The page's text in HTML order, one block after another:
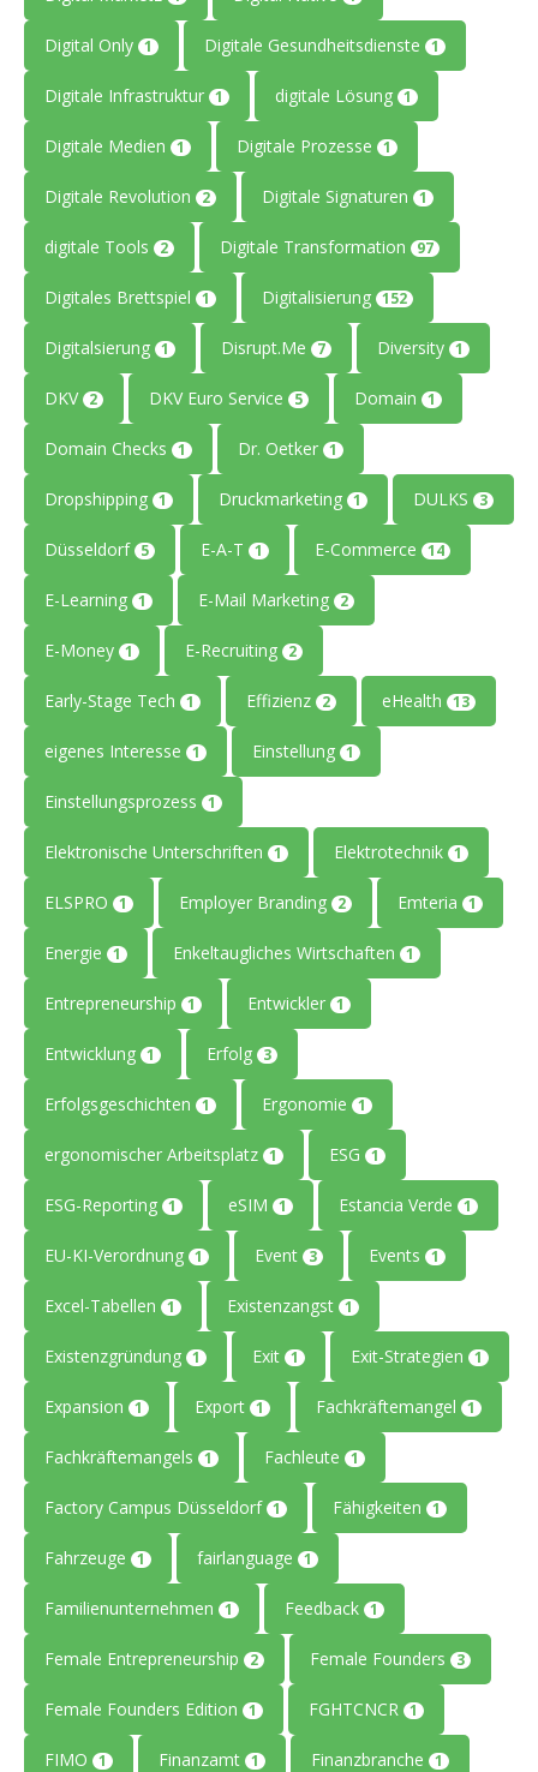
Digital Only 1 Digitale Gesundheitsdienste 1
Digitale Infrastruktur 1 digitale Lösung 1
Digitale Medien 1 Digitale Prozesse 1
Digitale Revolution 2 Digitale Signaturen 1
digitale Tools 2 Digitale Transformation 97
Digitales Brettspiel 1 Digitalisierung 152
Digitalsierung 1 Disrupt.Me 7 Diversity 1
DKV 2 DKV Euro Service 5 Domain 1
Domain Checks 1 Dr. Oetker 1
Dropshipping 1 Druckmarketing 1 DULKS 3
Düsseldorf 5 E-A-T 1 E-Commerce 14
E-Learning 1 E-Mail Marketing 2
E-Money 1 E-Recruiting 2
Early-Stage Tech 1 Effizienz 2 eHealth 13
eigenes Interesse 1 Einstellung 1
Einstellungsprozess 1
Elektronische Unterschriften 1 Elektrotechnik 1
ELSPRO 1 Employer Branding 2 Emteria 1
Energie 1 Enkeltaugliches Wirtschaften 1
Entrepreneurship 1 Entwickler 1
Entwicklung 1 Erfolg 3
Erfolgsgeschichten 1 Ergonomie 1
ergonomischer Arbeitsplatz 1 ESG 1
ESG-Reporting 1 eSIM 1 Estancia Verde 1
EU-KI-Verordnung 1 Event 3 Events 1
Excel-Tabellen 1 Existenzangst 1
Existenzgründung 1 Exit 1 Exit-Strategien 1
Expansion 1 Export 1 Fachkräftemangel 1
Fachkräftemangels 1 Fachleute 1
Factory Campus Düsseldorf 1 Fähigkeiten 1
Fahrzeuge 1 fairlanguage 1
Familienunternehmen 1 Feedback 1
Female Entrepreneurship 2 Female Founders 3
Female Founders Edition 1 FGHTCNCR 1
FIMO 1 Finanzamt 1 Finanzbranche 1